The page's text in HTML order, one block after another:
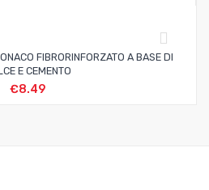
FIBRORINFORZATO A BASE DI
E CEMENTO
€8.49